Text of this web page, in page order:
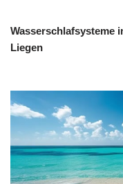
Wasserschlafsysteme
Liegen